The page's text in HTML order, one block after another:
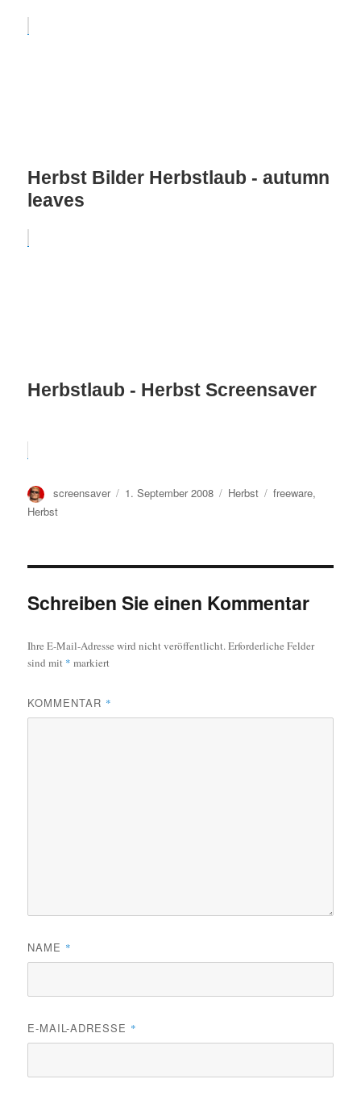
Herbst Bilder Herbstlaub - autumn
leaves
Herbstlaub - Herbst Screensaver
Autor
screensaver
Veröffentlicht
1. September 2008 Kategorien
Herbst Schlagwörter
freeware,
Herbst
Schreiben Sie einen Kommentar
Ihre E-Mail-Adresse wird nicht veröffentlicht. Erforderliche Felder
sind mit * markiert
KOMMENTAR *
NAME *
E-MAIL-ADRESSE *